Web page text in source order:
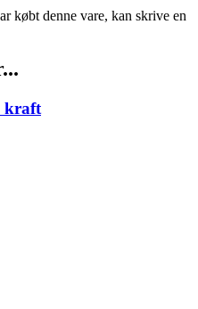
købt denne vare, kan skrive en
kraft